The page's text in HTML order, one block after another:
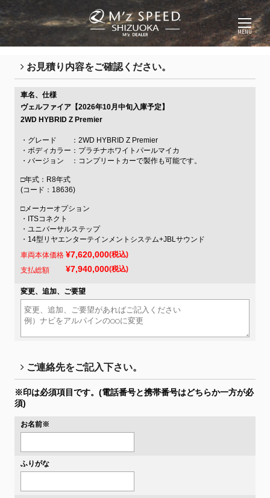
MENU
お見積り内容をご確認ください。
車名、仕様
ヴェルファイア【2026年10月中旬入庫予定】
2WD HYBRID Z Premier
・グレード ：2WD HYBRID Z Premier
・ボディカラー：プラチナホワイトパールマイカ
・バージョン ：コンプリートカーで製作も可能です。
□年式：R8年式
(コード：18636)
□メーカーオプション
・ITSコネクト
・ユニバーサルステップ
・14型リヤエンターテインメントシステム+JBLサウンド
車両本体価格 ¥7,620,000(税込)
支払総額 ¥7,940,000(税込)
変更、追加、ご要望
ご連絡先をご記入下さい。
※印は必須項目です。 (電話番号と携帯番号はどちらか一方が必
須)
お名前※
ふりがな